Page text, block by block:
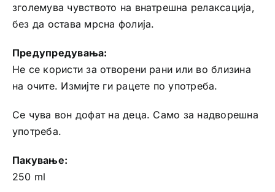
зголемува чувството на внатрешна релаксација,
без да остава мрсна фолија.
Предупредувања:
Не се користи за отворени рани или во близина
на очите. Измијте ги рацете по употреба.
Се чува вон дофат на деца. Само за надворешна
употреба.
Пакување:
250 ml